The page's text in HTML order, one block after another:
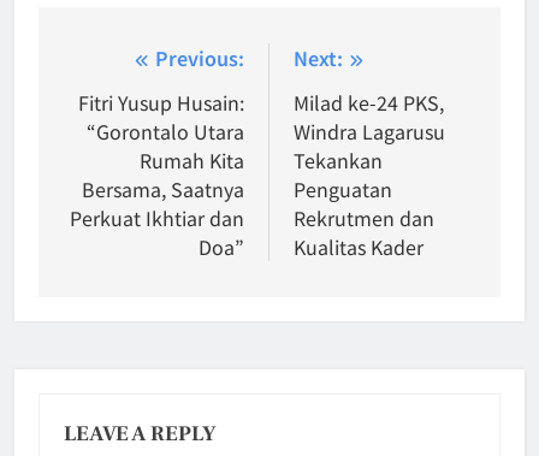
navigation
Previous:
Fitri Yusup Husain:
“Gorontalo Utara
Rumah Kita
Bersama, Saatnya
Perkuat Ikhtiar dan
Doa”
Next:
Milad ke-24 PKS,
Windra Lagarusu
Tekankan
Penguatan
Rekrutmen dan
Kualitas Kader
LEAVE A REPLY